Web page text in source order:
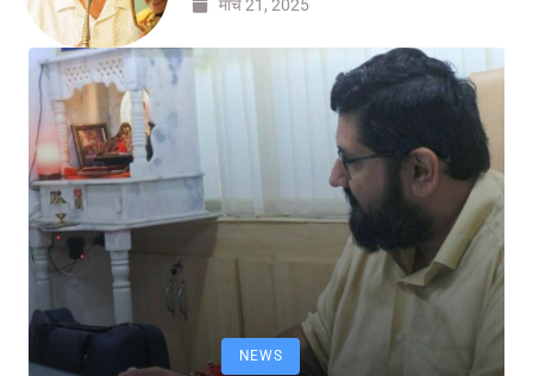
मार्च 21, 2025
NEWS